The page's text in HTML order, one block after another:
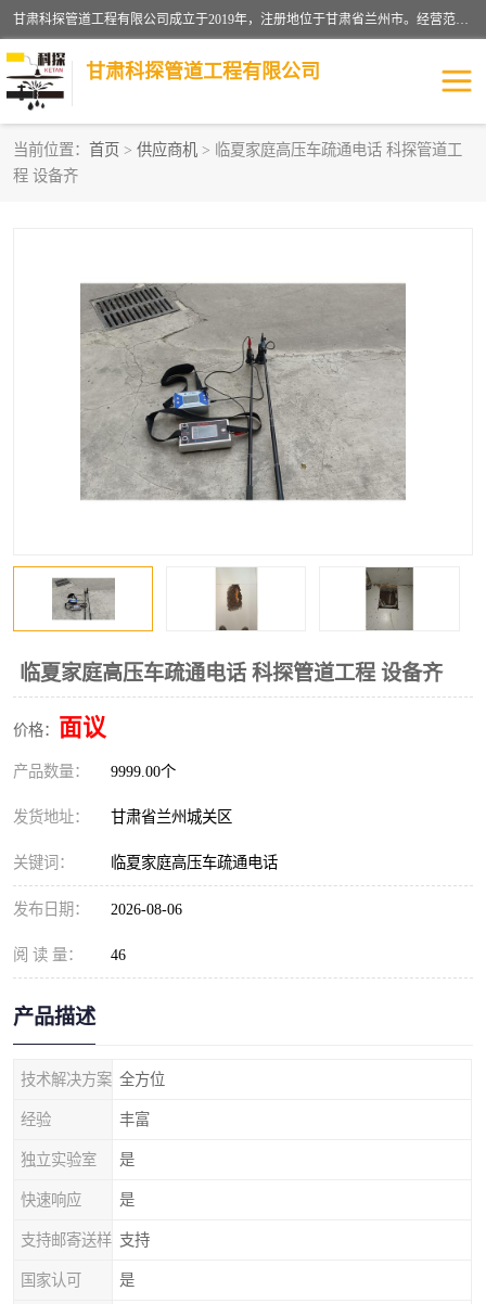
甘肃科探管道工程有限公司成立于2019年，注册地位于甘肃省兰州市。经营范围包括管道安装、清洗、疏通、维修、检测，防水工程，工程钻孔，化粪池清理，暖气安装，给排水管道安装维修，室内外管道如消防、供水、供热管道漏水检测定位，室内外防水堵漏等。
甘肃科探管道工程有限公司
当前位置： 首页 > 供应商机 > 临夏家庭高压车疏通电话 科探管道工
程 设备齐
临夏家庭高压车疏通电话 科探管道工程 设备齐
价格： 面议
产品数量： 9999.00个
发货地址： 甘肃省兰州城关区
关键词： 临夏家庭高压车疏通电话
发布日期： 2026-08-06
阅 读 量： 46
产品描述
技术解决方案 全方位
经验 丰富
独立实验室 是
快速响应 是
支持邮寄送样 支持
国家认可 是
管道安装维修
供热管道漏水
自来水管漏水 管道疏通
高压车疏通清淤